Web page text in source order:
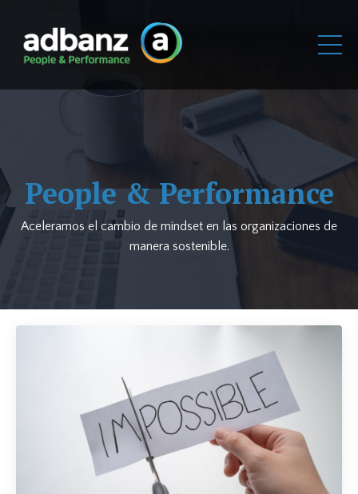
People & Performance
Aceleramos el cambio de mindset en las organizaciones de
manera sostenible.